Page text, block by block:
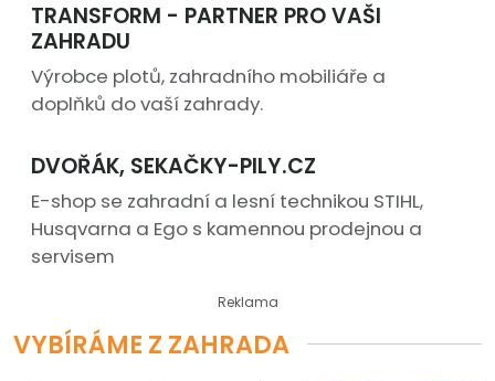
TRANSFORM - PARTNER PRO VAŠI
ZAHRADU
Výrobce plotů, zahradního mobiliáře a
doplňků do vaší zahrady.
DVOŘÁK, SEKAČKY-PILY.CZ
E-shop se zahradní a lesní technikou STIHL,
Husqvarna a Ego s kamennou prodejnou a
servisem
Reklama
VYBÍRÁME Z ZAHRADA